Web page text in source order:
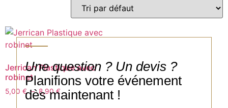
Jerrican Plastique avec
robinet
5,00 € – 8,90€
Une question ? Un devis ?
Planifions votre événement
dès maintenant !